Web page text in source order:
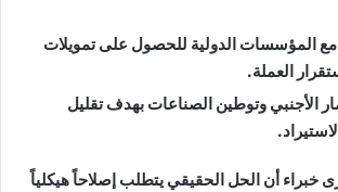
مع المؤسسات الدولية للحصول على تمويلات
العملة.
الأجنبي وتوطين الصناعات بهدف تقليل
خبراء أن الحل الحقيقي يتطلب إصلاحاً هيكلياً